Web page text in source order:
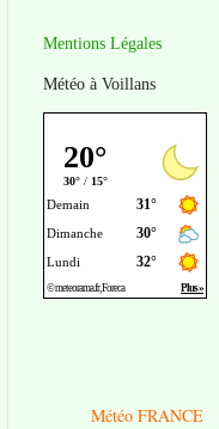
Mentions Légales
Météo à Voillans
Météo FRANCE